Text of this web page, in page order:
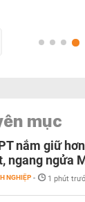
mục
nắm giữ
ngang ngửa
NGHIỆP - 1 phút